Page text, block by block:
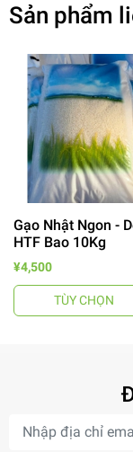
- 64%
Sản phẩm
Gạo Nhật Ngon -
HTF Bao 10Kg
¥4,500
TÙY CHỌN